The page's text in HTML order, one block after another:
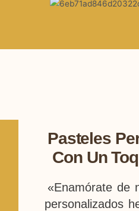
Pasteles
Con Un
«Enamórate de
personalizados